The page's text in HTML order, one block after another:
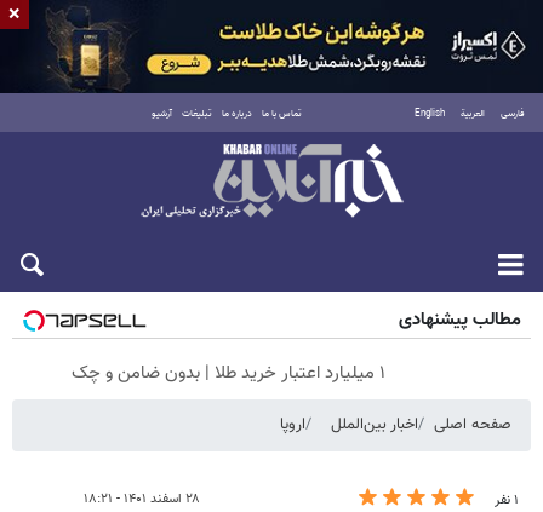
فارسی العربية English تماس با ما درباره ما تبلیغات آرشیو
جمعه ۱۶ مرداد ۱۴۰۵
مطالب پیشنهادی
۱ میلیارد اعتبار خرید طلا | بدون ضامن و چک
صفحه اصلی اخبار بین‌الملل اروپا
۱ نفر ۲۸ اسفند ۱۴۰۱ - ۱۸:۲۱
×